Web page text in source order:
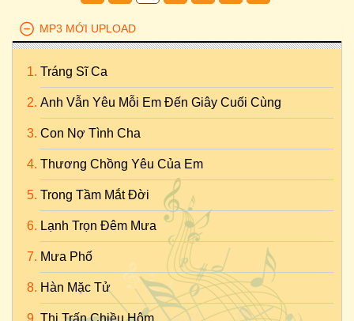
MP3 MỚI UPLOAD
Tráng Sĩ Ca
Anh Vẫn Yêu Mỗi Em Đến Giây Cuối Cùng
Con Nợ Tình Cha
Thương Chồng Yêu Của Em
Trong Tầm Mắt Đời
Lạnh Trọn Đêm Mưa
Mưa Phố
Hàn Mặc Tử
Thị Trấn Chiều Hôm